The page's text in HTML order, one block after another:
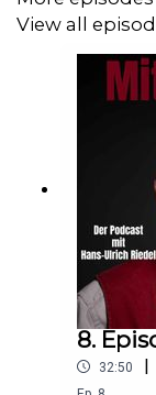
https://
View all
8.
32:50 |